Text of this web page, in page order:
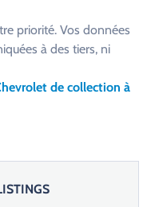
priorité. Vos données
à des tiers, ni
de collection à